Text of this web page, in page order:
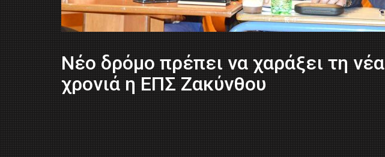
Nέο δρόμο πρέπει να χαράξει τη νέα
χρονιά η ΕΠΣ Ζακύνθου